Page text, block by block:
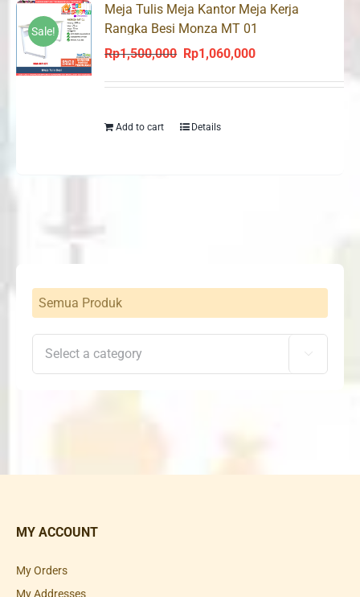
Sale!
Meja Tulis Meja Kantor Meja Kerja
Rangka Besi Monza MT 01
Rp1,500,000
Original
Rp1,500,000.
Rp1,060,000Current
Add to cart Details
Semua Produk

MY ACCOUNT
My Orders
My Addresses